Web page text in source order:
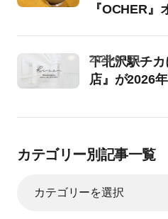
『OCHER』
下北沢駅チ
店』が2026
2026-07-31
カテゴリー別記事一覧